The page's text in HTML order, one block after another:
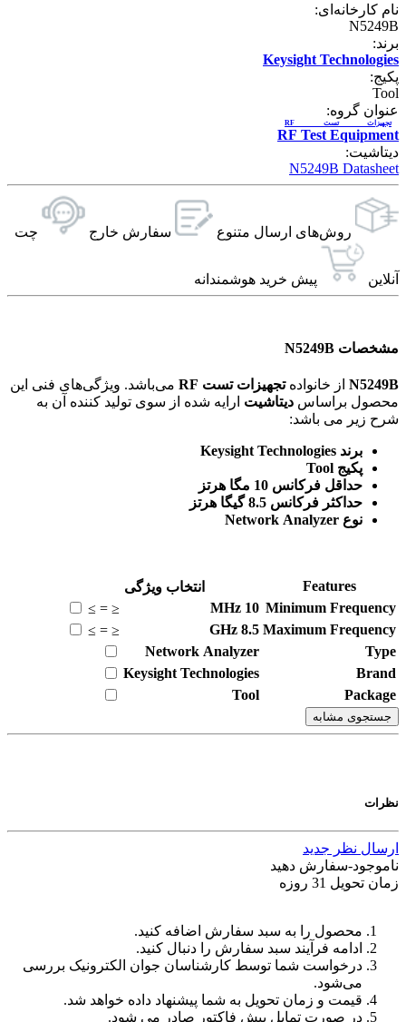
نام کارخانه‌ای:
N5249B
برند:
Keysight Technologies
پکیج:
Tool
عنوان گروه:
RF Test Equipment
تجهیزات تست RF
دیتاشیت:
N5249B Datasheet
روش‌های ارسال‌ متنوع سفارش خارج چت
آنلاین پیش خرید هوشمندانه
مشخصات N5249B
N5249B از خانوادهتجهیزات تست RF
می‌باشد. ویژگی‌های فنی این
محصول براساس دیتاشیت ارایه شده از سوی تولید کننده آن به
شرح زیر می باشد:
برند Keysight Technologies
پکیج Tool
حداقل فرکانس 10 مگا هرتز
حداکثر فرکانس 8.5 گیگا هرتز
نوع Network Analyzer
Features
انتخاب ویژگی
Minimum Frequency
10
MHz
≤
=
≥
Maximum Frequency
8.5
GHz
≤
=
≥
Type
Network Analyzer
Brand
Keysight Technologies
Package
Tool
جستجوی مشابه
نظرات
ارسال نظر جدید
ناموجود-سفارش دهید
زمان تحویل 31 روزه
محصول را به سبد سفارش اضافه کنید.
ادامه فرآیند سبد سفارش را دنبال کنید.
درخواست شما توسط کارشناسان جوان الکترونیک بررسی
می‌شود.
قیمت و زمان تحویل به شما پیشنهاد داده خواهد شد.
در صورت تمایل پیش فاکتور صادر می شود.